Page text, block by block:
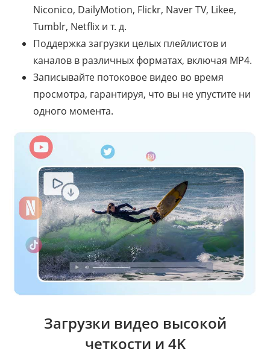
Niconico, DailyMotion, Flickr, Naver TV, Likee,
Tumblr, Netflix и т. д.
Поддержка загрузки целых плейлистов и
каналов в различных форматах, включая MP4.
Записывайте потоковое видео во время
просмотра, гарантируя, что вы не упустите ни
одного момента.
Загрузки видео высокой
четкости и 4K